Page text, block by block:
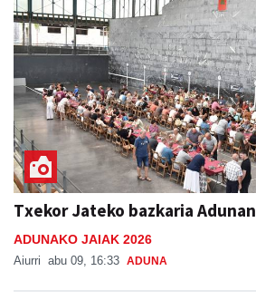
Txekor Jateko bazkaria Adunan
ADUNAKO JAIAK 2026
Aiurri abu 09, 16:33 ADUNA